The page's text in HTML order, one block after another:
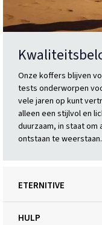
Onze koffers blijven
tests onderworpen
vele jaren op kunt
alleen een stijlvol en
duurzaam, in staat om
ontstaan te weerstaan.
ETERNITIVE
HULP